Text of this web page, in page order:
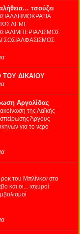
τσούζει
ΛΕΜΕ
ΣΟΣΙΑΛΦΑΣΙΣΜΟΣ
ΤΟΥ ΔΙΚΑΙΟΥ
Αργολίδας
της Λαϊκής
Άργους-
για το νερό
του Μπλίνκεν στο
και οι... ισχυροί